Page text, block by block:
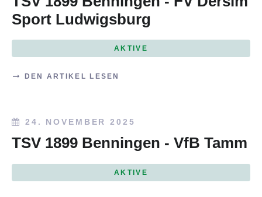
Sport Ludwigsburg
AKTIVE
DEN ARTIKEL LESEN
24. NOVEMBER 2025
TSV 1899 Benningen - VfB Tamm
AKTIVE